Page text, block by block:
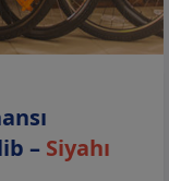
– Siyahı